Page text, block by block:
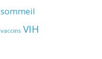
sommeil
vaccins VIH